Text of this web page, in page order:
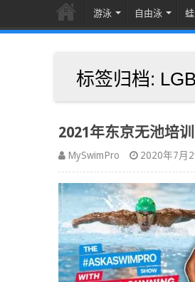
游泳 自由泳
标签归档:
2021年东京无池培
MySwimPro 2020年7月